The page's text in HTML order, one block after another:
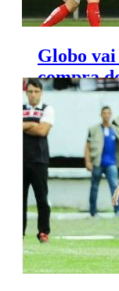
Globo
compra
Minas